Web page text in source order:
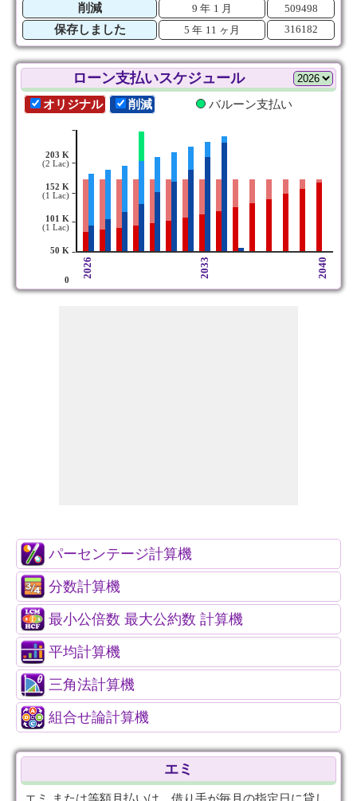
削減 9 年 1 月 509498
保存しました 5 年 11 ヶ月 316182
ローン支払いスケジュール
オリジナル 削減 バルーン支払い
203 K
(2 Lac)
152 K
(1 Lac)
101 K
(1 Lac)
50 K
0
-
-
-
-
-
2026 2033 2040
パーセンテージ計算機
分数計算機
最小公倍数 最大公約数 計算機
平均計算機
三角法計算機
組合せ論計算機
エミ